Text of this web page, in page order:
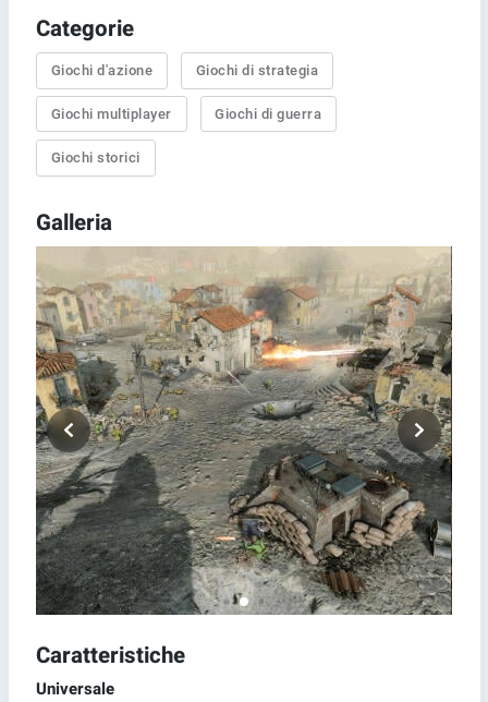
Categorie
Giochi d'azione Giochi di strategia
Giochi multiplayer Giochi di guerra
Giochi storici
Galleria
Caratteristiche
Universale